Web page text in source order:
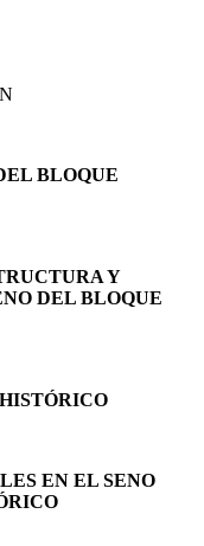
BLOQUE
Y
DEL BLOQUE
EN EL SENO